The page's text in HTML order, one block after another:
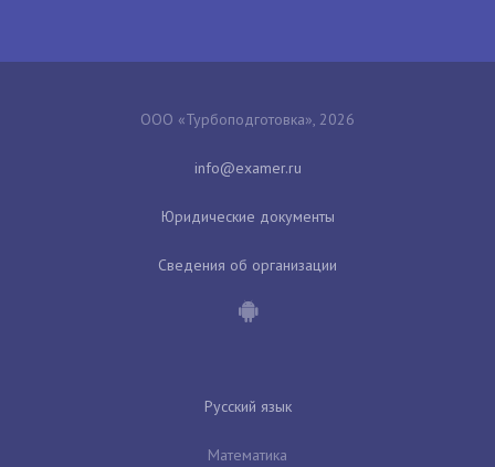
ООО «Турбоподготовка», 2026
Юридические документы
Сведения об организации
Русский язык
Математика